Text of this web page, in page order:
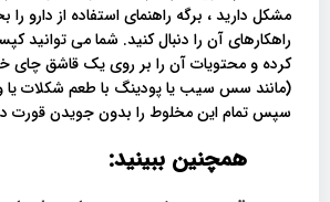
مشکل دارید ، برگه راهنمای استفاده از دارو را
راهکارهای آن را دنبال کنید. شما می توانید
کرده و محتویات آن را بر روی یک قاشق چای
(مانند سس سیب یا پودینگ با طعم شکلات یا
سپس تمام این مخلوط را بدون جویدن قورت
همچنین ببینید: